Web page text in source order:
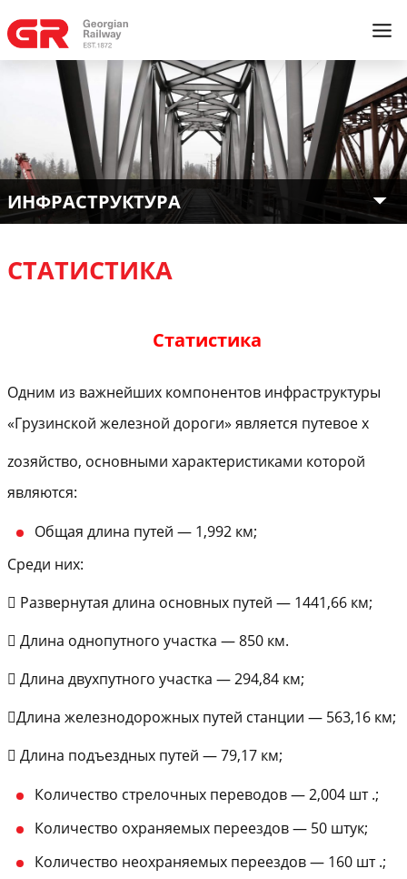
ИНФРАСТРУКТУРА
СТАТИСТИКА
Статистика
Одним из важнейших компонентов инфраструктуры
«Грузинской железной дороги» является путевое х
zозяйство, основными характеристиками которой
являются:
Общая длина путей — 1,992 км;
Среди них:
 Развернутая длина основных путей — 1441,66 км;
 Длина однопутного участка — 850 км.
 Длина двухпутного участка — 294,84 км;
Длина железнодорожных путей станции — 563,16 км;
 Длина подъездных путей — 79,17 км;
Количество стрелочных переводов — 2,004 шт .;
Количество охраняемых переездов — 50 штук;
Количество неохраняемых переездов — 160 шт .;